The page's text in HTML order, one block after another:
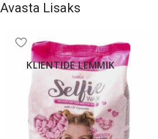
Avasta Lisaks
KLIENTIDE LEMMIK